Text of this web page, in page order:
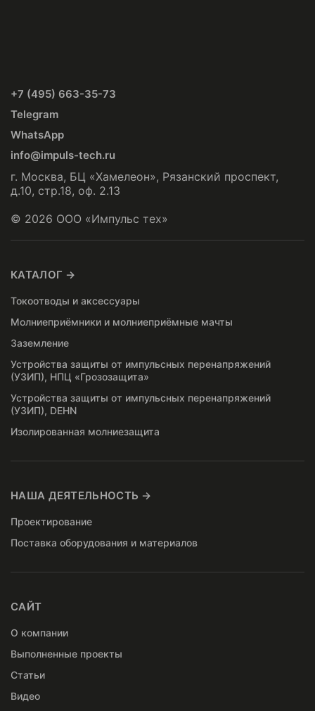
+7 (495) 663-35-73
Telegram
WhatsApp
info@impuls-tech.ru
г. Москва, БЦ «Хамелеон», Рязанский проспект,
д.10, стр.18, оф. 2.13
© 2026 ООО «Импульс тех»
КАТАЛОГ →
Токоотводы и аксессуары
Молниеприёмники и молниеприёмные мачты
Заземление
Устройства защиты от импульсных перенапряжений
(УЗИП), НПЦ «Грозозащита»
Устройства защиты от импульсных перенапряжений
(УЗИП), DEHN
Изолированная молниезащита
НАША ДЕЯТЕЛЬНОСТЬ →
Проектирование
Поставка оборудования и материалов
САЙТ
О компании
Выполненные проекты
Статьи
Видео